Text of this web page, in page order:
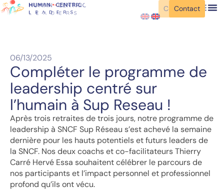
Contact
Contact
06/13/2025
Compléter le programme de
leadership centré sur
l’humain à Sup Reseau !
Après trois retraites de trois jours, notre programme de
leadership à SNCF Sup Réseau s’est achevé la semaine
dernière pour les hauts potentiels et futurs leaders de
la SNCF. Nos deux coachs et co-facilitateurs Thierry
Carré Hervé Essa souhaitent célébrer le parcours de
nos participants et l’impact personnel et professionnel
profond qu’ils ont vécu.